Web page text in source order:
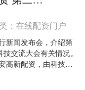
：在线配资门户
新闻发布会，介绍第
技交流大会有关情况。
高新配资，由科技